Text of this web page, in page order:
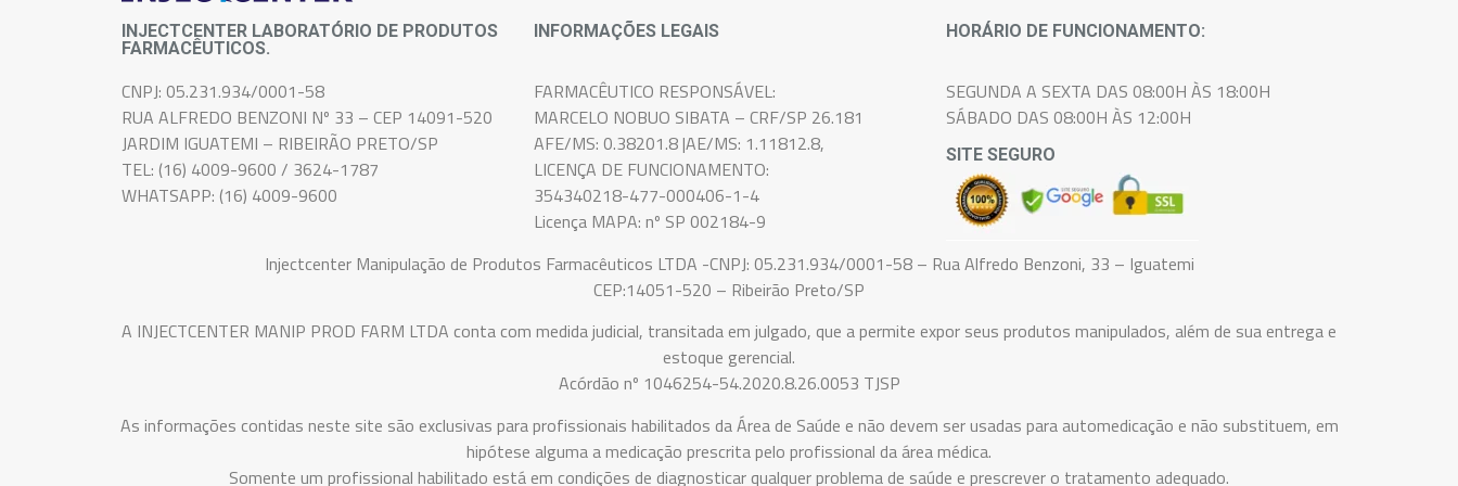
INJECTCENTER LABORATÓRIO DE PRODUTOS
FARMACÊUTICOS.
INFORMAÇÕES LEGAIS HORÁRIO DE FUNCIONAMENTO:
CNPJ: 05.231.934/0001-58
RUA ALFREDO BENZONI Nº 33 – CEP 14091-520
JARDIM IGUATEMI – RIBEIRÃO PRETO/SP
TEL: (16) 4009-9600 / 3624-1787
WHATSAPP: (16) 4009-9600
FARMACÊUTICO RESPONSÁVEL:
MARCELO NOBUO SIBATA – CRF/SP 26.181
AFE/MS: 0.38201.8 |AE/MS: 1.11812.8,
LICENÇA DE FUNCIONAMENTO:
354340218-477-000406-1-4
Licença MAPA: nº SP 002184-9
SEGUNDA A SEXTA DAS 08:00H ÀS 18:00H
SÁBADO DAS 08:00H ÀS 12:00H
SITE SEGURO
Injectcenter Manipulação de Produtos Farmacêuticos LTDA -CNPJ: 05.231.934/0001-58 – Rua Alfredo Benzoni, 33 – Iguatemi
CEP:14051-520 – Ribeirão Preto/SP
A INJECTCENTER MANIP PROD FARM LTDA conta com medida judicial, transitada em julgado, que a permite expor seus produtos manipulados, além de sua entrega e
estoque gerencial.
Acórdão nº 1046254-54.2020.8.26.0053 TJSP
As informações contidas neste site são exclusivas para profissionais habilitados da Área de Saúde e não devem ser usadas para automedicação e não substituem, em
hipótese alguma a medicação prescrita pelo profissional da área médica.
Somente um profissional habilitado está em condições de diagnosticar qualquer problema de saúde e prescrever o tratamento adequado.